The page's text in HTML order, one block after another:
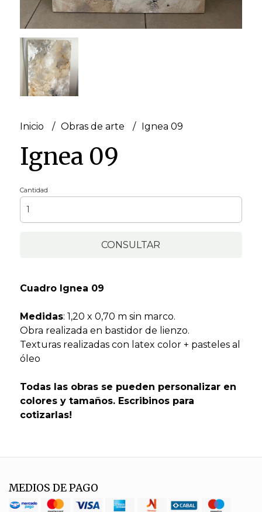
Inicio Obras de arte Ignea 09
Ignea 09
Cantidad
CONSULTAR
Cuadro Ignea 09
Medidas: 1,20 x 0,70 m sin marco.
Obra realizada en bastidor de lienzo.
Texturas realizadas con latex color + pasteles al
óleo
Todas las obras se pueden personalizar en
colores y tamaños. Escribinos para
cotizarlas!
MEDIOS DE PAGO